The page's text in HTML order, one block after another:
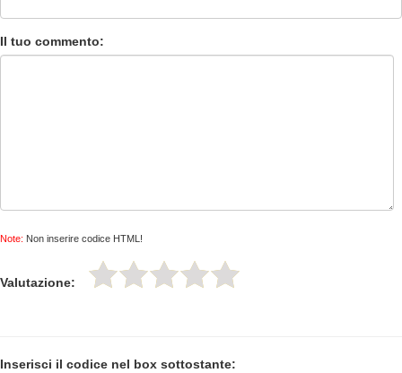
Il tuo commento:
Note: Non inserire codice HTML!
Valutazione:
Inserisci il codice nel box sottostante: